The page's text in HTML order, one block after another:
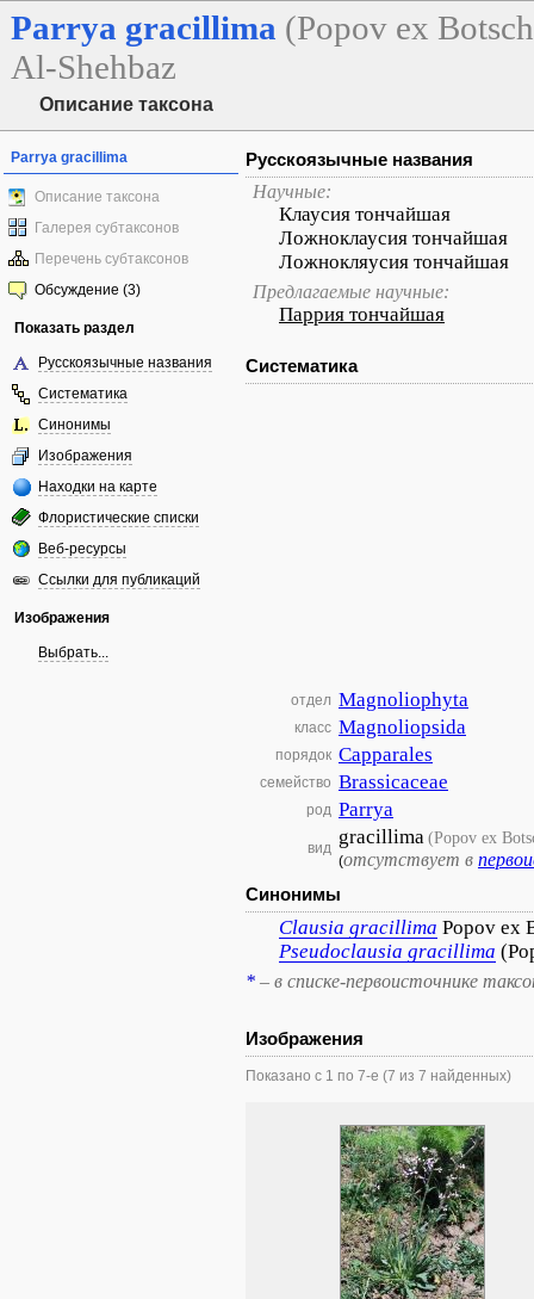
Parrya gracillima (Popov ex
Al-Shehbaz
Описание таксона
Parrya gracillima
Описание таксона
Галерея субтаксонов
Перечень субтаксонов
Обсуждение (3)
Показать раздел
Русскоязычные названия
Систематика
Синонимы
Изображения
Находки на карте
Флористические списки
Веб-ресурсы
Ссылки для публикаций
Изображения
Выбрать...
Русскоязычные названия
Научные:
Клаусия тончайшая
Ложноклаусия тончайшая
Ложнокляусия тончайшая
Предлагаемые научные:
Паррия тончайшая
Систематика
отдел Magnoliophyta
класс Magnoliopsida
порядок Capparales
семейство Brassicaceae
род Parrya
вид gracillima(Popov ex
(отсутствует в
Синонимы
Clausia gracillima Popov ex
Pseudoclausia gracillima
* – в списке-первоисточнике
Изображения
Показано с 1 по 7-е (7 из 7 найденных)